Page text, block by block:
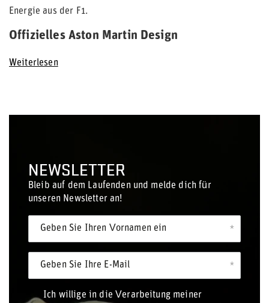
Energie aus der F1.
Offizielles Aston Martin Design
Weiterlesen
NEWSLETTER
Bleib auf dem Laufenden und melde dich für
unseren Newsletter an!
Geben Sie Ihren Vornamen ein
Geben Sie Ihre E-Mail
Ich willige in die Verarbeitung meiner